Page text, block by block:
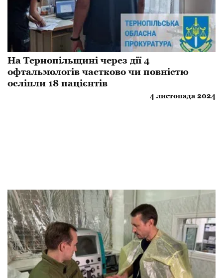
На Тернопільщині через дії 4
офтальмологів частково чи повністю
осліпли 18 пацієнтів
4 листопада 2024